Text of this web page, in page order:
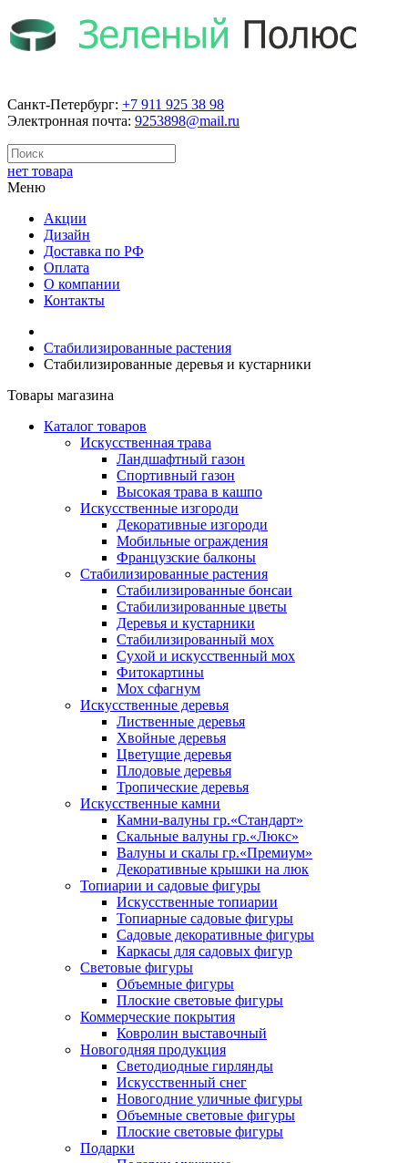
Санкт-Петербург: +7 911 925 38 98
Электронная почта: 9253898@mail.ru
нет товара
Меню
Акции
Дизайн
Доставка по РФ
Оплата
О компании
Контакты
Стабилизированные растения
Стабилизированные деревья и кустарники
Товары магазина
Каталог товаров
Искусственная трава
Ландшафтный газон
Спортивный газон
Высокая трава в кашпо
Искусственные изгороди
Декоративные изгороди
Мобильные ограждения
Французские балконы
Стабилизированные растения
Стабилизированные бонсаи
Стабилизированные цветы
Деревья и кустарники
Стабилизированный мох
Сухой и искусственный мох
Фитокартины
Мох сфагнум
Искусственные деревья
Лиственные деревья
Хвойные деревья
Цветущие деревья
Плодовые деревья
Тропические деревья
Искусственные камни
Камни-валуны гр.«Стандарт»
Скальные валуны гр.«Люкс»
Валуны и скалы гр.«Премиум»
Декоративные крышки на люк
Топиарии и садовые фигуры
Искусственные топиарии
Топиарные садовые фигуры
Садовые декоративные фигуры
Каркасы для садовых фигур
Световые фигуры
Объемные фигуры
Плоские световые фигуры
Коммерческие покрытия
Ковролин выставочный
Новогодняя продукция
Светодиодные гирлянды
Искусственный снег
Новогодние уличные фигуры
Объемные световые фигуры
Плоские световые фигуры
Подарки